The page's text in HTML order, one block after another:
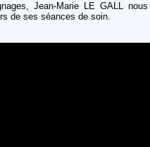
Jean-Marie LE GALL nous
de ses séances de soin.